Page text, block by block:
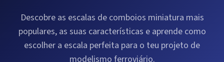
Descobre as escalas de comboios miniatura mais
populares, as suas características e aprende como
escolher a escala perfeita para o teu projeto de
modelismo ferroviário.